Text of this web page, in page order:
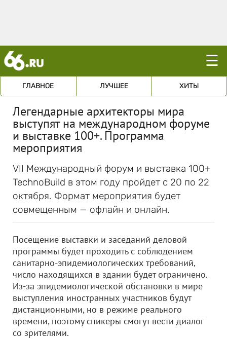
☰
ГЛАВНОЕ ЛУЧШЕЕ ХИТЫ
Легендарные архитекторы мира
выступят на международном форуме
и выставке 100+. Программа
мероприятия
VII Международный форум и выставка 100+
TechnoBuild в этом году пройдет с 20 по 22
октября. Формат мероприятия будет
совмещенным — офлайн и онлайн.
Посещение выставки и заседаний деловой
программы будет проходить с соблюдением
санитарно-эпидемиологических требований,
число находящихся в здании будет ограничено.
Из-за эпидемиологической обстановки в мире
выступления иностранных участников будут
дистанционными, но в режиме реального
времени, поэтому спикеры смогут вести диалог
со зрителями.